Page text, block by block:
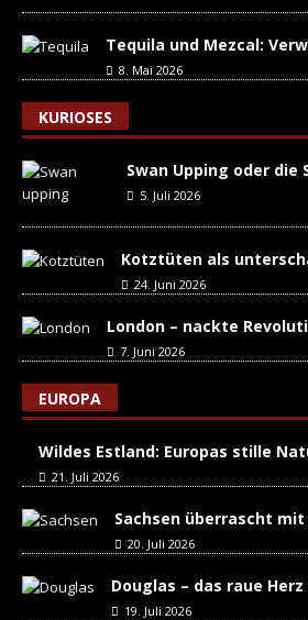
Tequila und Mezcal:
8. Mai 2026
KURIOSES
Swan Upping oder die
5. Juli 2026
Kotztüten als
24. Juni 2026
London – nackte
7. Juni 2026
EUROPA
Wildes Estland: Europas stille
21. Juli 2026
Sachsen überrascht mit
20. Juli 2026
Douglas – das raue
19. Juli 2026